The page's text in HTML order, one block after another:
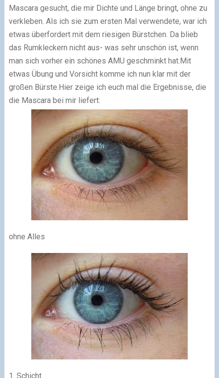
Mascara gesucht, die mir Dichte und Länge bringt, ohne zu
verkleben. Als ich sie zum ersten Mal verwendete, war ich
etwas überfordert mit dem riesigen Bürstchen. Da blieb
das Rumkleckern nicht aus- was sehr unschön ist, wenn
man sich vorher ein schönes AMU geschminkt hat. Mit
etwas Übung und Vorsicht komme ich nun klar mit der
großen Bürste. Hier zeige ich euch mal die Ergebnisse, die
die Mascara bei mir liefert:
ohne Alles
1. Schicht